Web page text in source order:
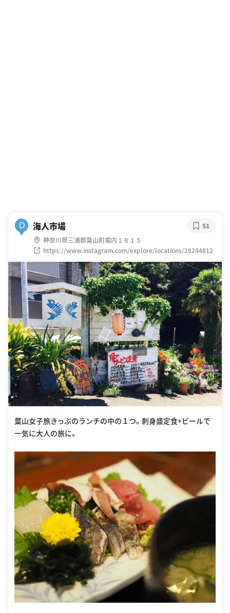
D 海人市場
神奈川県三浦郡葉山町堀内１８１５
https://www.instagram.com/explore/locations/28244812
51
葉山女子旅きっぷのランチの中の１つ。刺身盛定食+ビールで
一気に大人の旅に。